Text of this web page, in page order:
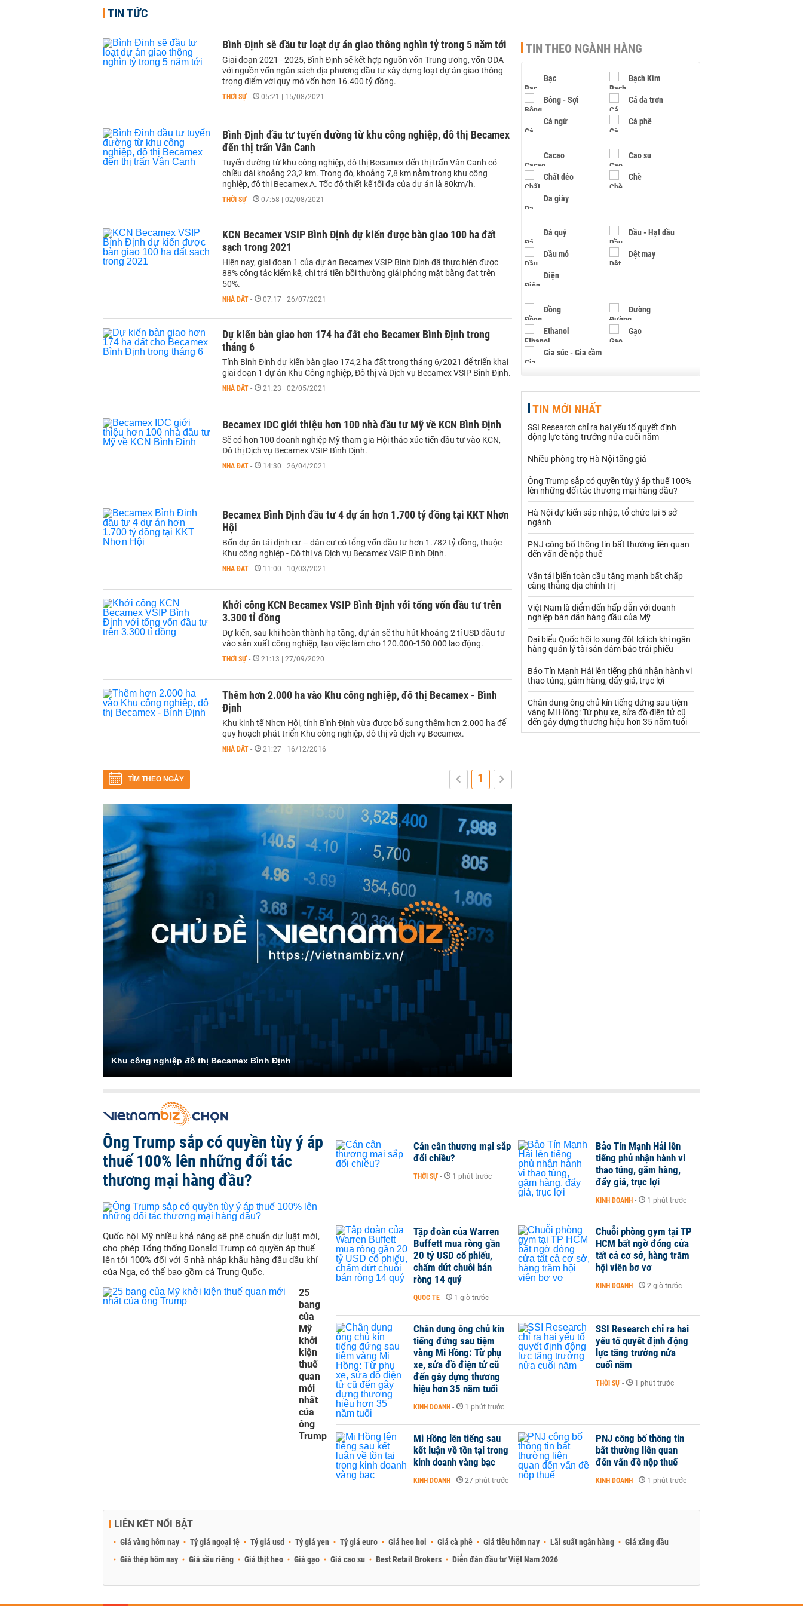
TIN TỨC
Bình Định sẽ đầu tư loạt dự án giao thông nghìn tỷ trong 5 năm tới
Giai đoạn 2021 - 2025, Bình Định sẽ kết hợp nguồn vốn Trung ương, vốn ODA
với nguồn vốn ngân sách địa phương đầu tư xây dựng loạt dự án giao thông
trọng điểm với quy mô vốn hơn 16.400 tỷ đồng.
THỜI SỰ - 05:21 | 15/08/2021
Bình Định đầu tư tuyến đường từ khu công nghiệp, đô thị Becamex
đến thị trấn Vân Canh
Tuyến đường từ khu công nghiệp, đô thị Becamex đến thị trấn Vân Canh có
chiều dài khoảng 23,2 km. Trong đó, khoảng 7,8 km nằm trong khu công
nghiệp, đô thị Becamex A. Tốc độ thiết kế tối đa của dự án là 80km/h.
THỜI SỰ - 07:58 | 02/08/2021
KCN Becamex VSIP Bình Định dự kiến được bàn giao 100 ha đất
sạch trong 2021
Hiện nay, giai đoạn 1 của dự án Becamex VSIP Bình Định đã thực hiện được
88% công tác kiểm kê, chi trả tiền bồi thường giải phóng mặt bằng đạt trên
50%.
NHÀ ĐẤT - 07:17 | 26/07/2021
Dự kiến bàn giao hơn 174 ha đất cho Becamex Bình Định trong
tháng 6
Tỉnh Bình Định dự kiến bàn giao 174,2 ha đất trong tháng 6/2021 để triển khai
giai đoạn 1 dự án Khu Công nghiệp, Đô thị và Dịch vụ Becamex VSIP Bình Định.
NHÀ ĐẤT - 21:23 | 02/05/2021
Becamex IDC giới thiệu hơn 100 nhà đầu tư Mỹ về KCN Bình Định
Sẽ có hơn 100 doanh nghiệp Mỹ tham gia Hội thảo xúc tiến đầu tư vào KCN,
Đô thị Dịch vụ Becamex VSIP Bình Định.
NHÀ ĐẤT - 14:30 | 26/04/2021
Becamex Bình Định đầu tư 4 dự án hơn 1.700 tỷ đồng tại KKT Nhơn
Hội
Bốn dự án tái định cư – dân cư có tổng vốn đầu tư hơn 1.782 tỷ đồng, thuộc
Khu công nghiệp - Đô thị và Dịch vụ Becamex VSIP Bình Định.
NHÀ ĐẤT - 11:00 | 10/03/2021
Khởi công KCN Becamex VSIP Bình Định với tổng vốn đầu tư trên
3.300 tỉ đồng
Dự kiến, sau khi hoàn thành hạ tầng, dự án sẽ thu hút khoảng 2 tỉ USD đầu tư
vào sản xuất công nghiệp, tạo việc làm cho 120.000-150.000 lao động.
THỜI SỰ - 21:13 | 27/09/2020
Thêm hơn 2.000 ha vào Khu công nghiệp, đô thị Becamex - Bình
Định
Khu kinh tế Nhơn Hội, tỉnh Bình Định vừa được bổ sung thêm hơn 2.000 ha để
quy hoạch phát triển Khu công nghiệp, đô thị và dịch vụ Becamex.
NHÀ ĐẤT - 21:27 | 16/12/2016
TÌM THEO NGÀY 1
Khu công nghiệp đô thị Becamex Bình Định
TIN THEO NGÀNH HÀNG
Bạc Bạch Kim
Bông - Sợi Cá da trơn
Cá ngừ Cà phê
Cacao Cao su
Chất dẻo Chè
Da giày
Đá quý Dầu - Hạt dầu
Dầu mỏ Dệt may
Điện
Đồng Đường
Ethanol Gạo
Gia súc - Gia cầm
Hạt điều
Khí đốt
Kim loại khác Mắc ca
Muối Ngũ cốc
Nhựa - Hạt nhựa
Palladium Phân bón
Sữa
Than Thức ăn chăn nuôi
Thủy hải sản khác Tôm
Vàng
VLXD khác Xăng dầu
Xi măng - Clynker
TIN MỚI NHẤT
SSI Research chỉ ra hai yếu tố quyết định
động lực tăng trưởng nửa cuối năm
Nhiều phòng trọ Hà Nội tăng giá
Ông Trump sắp có quyền tùy ý áp thuế 100%
lên những đối tác thương mại hàng đầu?
Hà Nội dự kiến sáp nhập, tổ chức lại 5 sở
ngành
PNJ công bố thông tin bất thường liên quan
đến vấn đề nộp thuế
Vận tải biển toàn cầu tăng mạnh bất chấp
căng thẳng địa chính trị
Việt Nam là điểm đến hấp dẫn với doanh
nghiệp bán dẫn hàng đầu của Mỹ
Đại biểu Quốc hội lo xung đột lợi ích khi ngân
hàng quản lý tài sản đảm bảo trái phiếu
Bảo Tín Mạnh Hải lên tiếng phủ nhận hành vi
thao túng, găm hàng, đẩy giá, trục lợi
Chân dung ông chủ kín tiếng đứng sau tiệm
vàng Mi Hồng: Từ phụ xe, sửa đồ điện tử cũ
đến gây dựng thương hiệu hơn 35 năm tuổi
Ông Trump sắp có quyền tùy ý áp
thuế 100% lên những đối tác
thương mại hàng đầu?
Quốc hội Mỹ nhiều khả năng sẽ phê chuẩn dự luật mới,
cho phép Tổng thống Donald Trump có quyền áp thuế
lên tới 100% đối với 5 nhà nhập khẩu hàng đầu dầu khí
của Nga, có thể bao gồm cả Trung Quốc.
25
bang
của
Mỹ
khởi
kiện
thuế
quan
mới
nhất
của
ông
Trump
Cán cân thương mại sắp
đổi chiều?
THỜI SỰ - 1 phút trước
Bảo Tín Mạnh Hải lên
tiếng phủ nhận hành vi
thao túng, găm hàng,
đẩy giá, trục lợi
KINH DOANH - 1 phút trước
Tập đoàn của Warren
Buffett mua ròng gần
20 tỷ USD cổ phiếu,
chấm dứt chuỗi bán
ròng 14 quý
QUỐC TẾ - 1 giờ trước
Chuỗi phòng gym tại TP
HCM bất ngờ đóng cửa
tất cả cơ sở, hàng trăm
hội viên bơ vơ
KINH DOANH - 2 giờ trước
Chân dung ông chủ kín
tiếng đứng sau tiệm
vàng Mi Hồng: Từ phụ
xe, sửa đồ điện tử cũ
đến gây dựng thương
hiệu hơn 35 năm tuổi
KINH DOANH - 1 phút trước
SSI Research chỉ ra hai
yếu tố quyết định động
lực tăng trưởng nửa
cuối năm
THỜI SỰ - 1 phút trước
Mi Hồng lên tiếng sau
kết luận về tồn tại trong
kinh doanh vàng bạc
KINH DOANH - 27 phút trước
PNJ công bố thông tin
bất thường liên quan
đến vấn đề nộp thuế
KINH DOANH - 1 phút trước
LIÊN KẾT NỔI BẬT
Giá vàng hôm nay Tỷ giá ngoại tệ Tỷ giá usd Tỷ giá yen Tỷ giá euro Giá heo hơi Giá cà phê Giá tiêu hôm nay Lãi suất ngân hàng
Giá xăng dầu
Giá thép hôm nay
Giá sầu riêng Giá thịt heo Giá gạo Giá cao su Best Retail Brokers Diễn đàn đầu tư Việt Nam 2026